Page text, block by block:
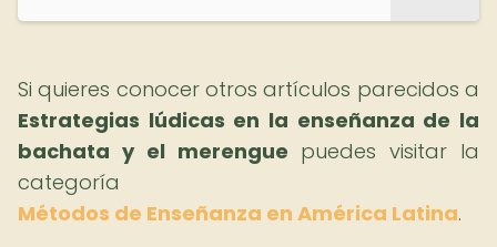
Si quieres conocer otros artículos parecidos a
Estrategias lúdicas en la enseñanza de la
bachata y el merengue puedes visitar la
categoría
Métodos de Enseñanza en América Latina.